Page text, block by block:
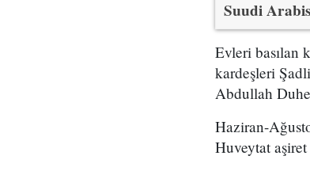
Suudi
Evleri basılan
kardeşleri
Abdullah
Haziran-
Huveytat